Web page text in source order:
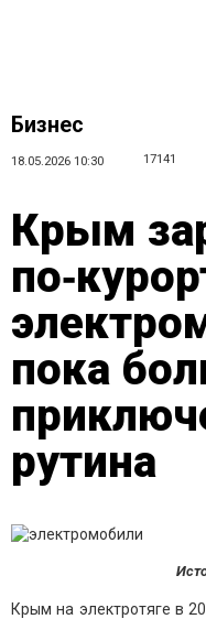
Бизнес
18.05.2026 10:30 17141
Крым
пока
рутина
Крым на электротяге в